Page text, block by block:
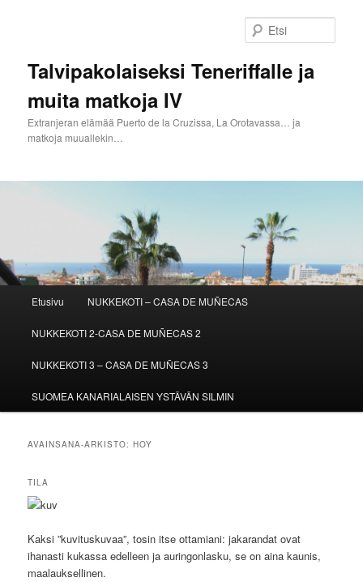
Talvipakolaiseksi Teneriffalle ja
muita matkoja IV
Extranjeran elämää Puerto de la Cruzissa, La Orotavassa… ja
matkoja muuallekin…
Etusivu NUKKEKOTI – CASA DE MUÑECAS
NUKKEKOTI 2-CASA DE MUÑECAS 2
NUKKEKOTI 3 – CASA DE MUÑECAS 3
SUOMEA KANARIALAISEN YSTÄVÄN SILMIN
AVAINSANA-ARKISTO:HOY
TILA
Kaksi ”kuvituskuvaa”, tosin itse ottamiani: jakarandat ovat
ihanasti kukassa edelleen ja auringonlasku, se on aina kaunis,
maalauksellinen.